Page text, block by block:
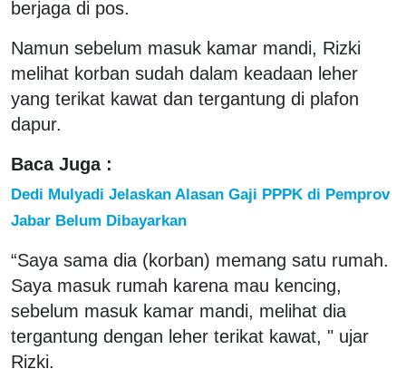
berjaga di pos.
Namun sebelum masuk kamar mandi, Rizki
melihat korban sudah dalam keadaan leher
yang terikat kawat dan tergantung di plafon
dapur.
Baca Juga :
Dedi Mulyadi Jelaskan Alasan Gaji PPPK di Pemprov
Jabar Belum Dibayarkan
“Saya sama dia (korban) memang satu rumah.
Saya masuk rumah karena mau kencing,
sebelum masuk kamar mandi, melihat dia
tergantung dengan leher terikat kawat, " ujar
Rizki.